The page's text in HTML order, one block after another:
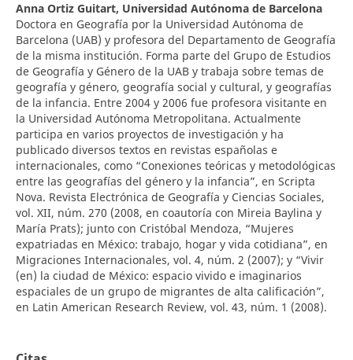
Anna Ortiz Guitart, Universidad Autónoma de Barcelona
Doctora en Geografía por la Universidad Autónoma de
Barcelona (UAB) y profesora del Departamento de Geografía
de la misma institución. Forma parte del Grupo de Estudios
de Geografía y Género de la UAB y trabaja sobre temas de
geografía y género, geografía social y cultural, y geografías
de la infancia. Entre 2004 y 2006 fue profesora visitante en
la Universidad Autónoma Metropolitana. Actualmente
participa en varios proyectos de investigación y ha
publicado diversos textos en revistas españolas e
internacionales, como “Conexiones teóricas y metodológicas
entre las geografías del género y la infancia”, en Scripta
Nova. Revista Electrónica de Geografía y Ciencias Sociales,
vol. XII, núm. 270 (2008, en coautoría con Mireia Baylina y
María Prats); junto con Cristóbal Mendoza, “Mujeres
expatriadas en México: trabajo, hogar y vida cotidiana”, en
Migraciones Internacionales, vol. 4, núm. 2 (2007); y “Vivir
(en) la ciudad de México: espacio vivido e imaginarios
espaciales de un grupo de migrantes de alta calificación”,
en Latin American Research Review, vol. 43, núm. 1 (2008).